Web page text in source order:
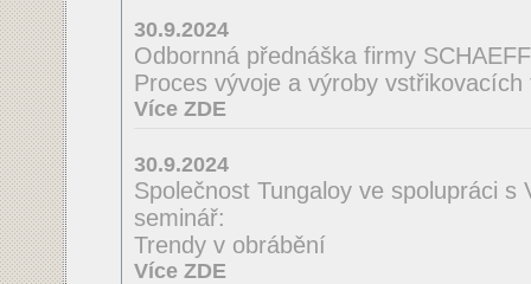
30.9.2024
Odbornná přednáška firmy
Proces vývoje a výroby vstřikovacích
Více ZDE
30.9.2024
Společnost Tungaloy ve spolupráci s
seminář:
Trendy v obrábění
Více ZDE